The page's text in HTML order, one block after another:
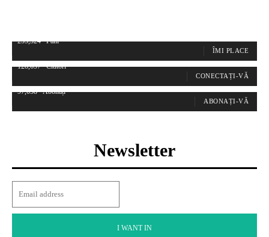
255,324 Fani
ÎMI PLACE
128,657 Cititori
CONECTAȚI-VĂ
97,058 Abonați
ABONAȚI-VĂ
Newsletter
I WANT IN